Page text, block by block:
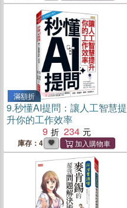
滿額折
9.秒懂AI提問：讓人工智慧提
升你的工作效率
9
234
庫存：4